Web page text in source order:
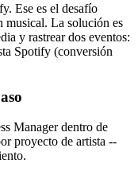
Ese es el desafío
musical. La solución es
y rastrear dos eventos:
Spotify (conversión
Manager dentro de
proyecto de artista --